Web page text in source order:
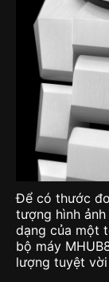
Để có thước
tượng hình
dạng của một
bộ máy
lượng tuyệt